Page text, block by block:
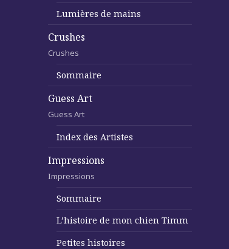
Lumières de mains
Crushes
Crushes
Sommaire
Guess Art
Guess Art
Index des Artistes
Impressions
Impressions
Sommaire
L’histoire de mon chien Timm
Petites histoires